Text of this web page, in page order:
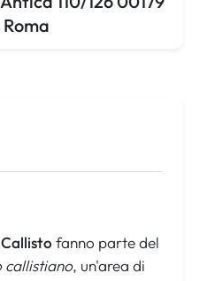
fanno parte del
callistiano, un'area di